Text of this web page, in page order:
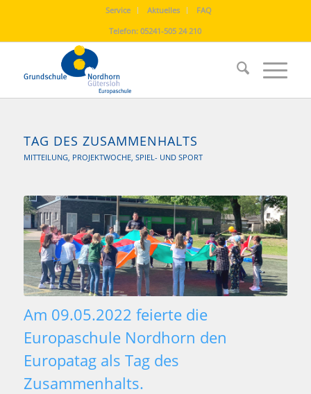
Service Aktuelles
FAQ
Telefon:05241-505 24 210
TAG DES ZUSAMMENHALTS
MITTEILUNG, PROJEKTWOCHE, SPIEL- UND SPORT
Am 09.05.2022 feierte die
Europaschule Nordhorn den
Europatag als Tag des
Zusammenhalts.